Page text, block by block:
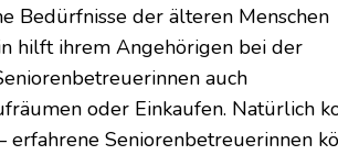
Bedürfnisse der älteren Menschen
hilft ihrem Angehörigen bei der
auch
oder Einkaufen. Natürlich
erfahrene Seniorenbetreuerinnen